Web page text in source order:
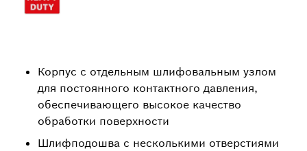
Корпус с отдельным шлифовальным узлом
для постоянного контактного давления,
обеспечивающего высокое качество
обработки поверхности
Шлифподошва с несколькими отверстиями